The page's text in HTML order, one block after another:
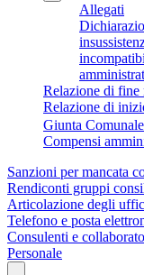
Allegati
Relazione di fine
Relazione di
Giunta
Compensi
Sanzioni per mancata
Rendiconti gruppi
Articolazione degli
Telefono e posta
Consulenti e
Personale